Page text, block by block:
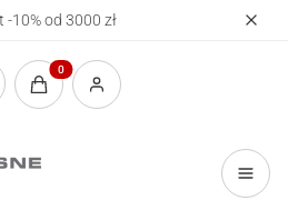
-10% od 3000 zł
wyszukiwarkę
Produkty w koszyku: 0. Zobacz